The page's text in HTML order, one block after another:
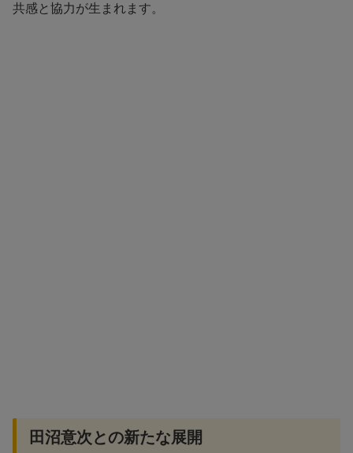
共感と協力が生まれます。
田沼意次との新たな展開